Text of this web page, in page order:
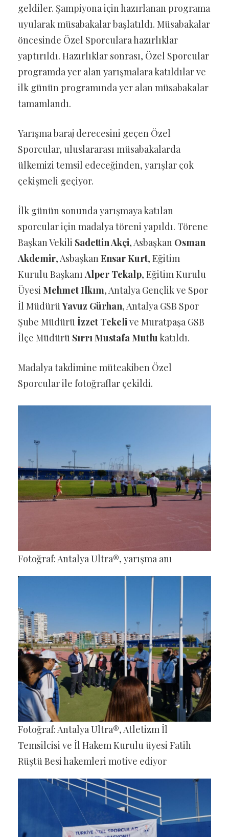
geldiler. Şampiyona için hazırlanan programa
uyularak müsabakalar başlatıldı. Müsabakalar
öncesinde Özel Sporculara hazırlıklar
yaptırıldı. Hazırlıklar sonrası, Özel Sporcular
programda yer alan yarışmalara katıldılar ve
ilk günün programında yer alan müsabakalar
tamamlandı.
Yarışma baraj derecesini geçen Özel
Sporcular, uluslararası müsabakalarda
ülkemizi temsil edeceğinden, yarışlar çok
çekişmeli geçiyor.
İlk günün sonunda yarışmaya katılan
sporcular için madalya töreni yapıldı. Törene
Başkan Vekili Sadettin Akçi, Asbaşkan Osman
Akdemir, Asbaşkan Ensar Kurt, Eğitim
Kurulu Başkanı Alper Tekalp, Eğitim Kurulu
Üyesi Mehmet Ilkım, Antalya Gençlik ve Spor
İl MüdürüYavuz Gürhan, Antalya GSB Spor
Şube Müdürü İzzet Tekeli ve Muratpaşa GSB
İlçe Müdürü Sırrı Mustafa Mutlu katıldı.
Madalya takdimine müteakiben Özel
Sporcular ile fotoğraflar çekildi.
Fotoğraf: Antalya Ultra®, yarışma anı
Fotoğraf: Antalya Ultra®, Atletizm İl
Temsilcisi ve İl Hakem Kurulu üyesi Fatih
Rüştü Besi hakemleri motive ediyor